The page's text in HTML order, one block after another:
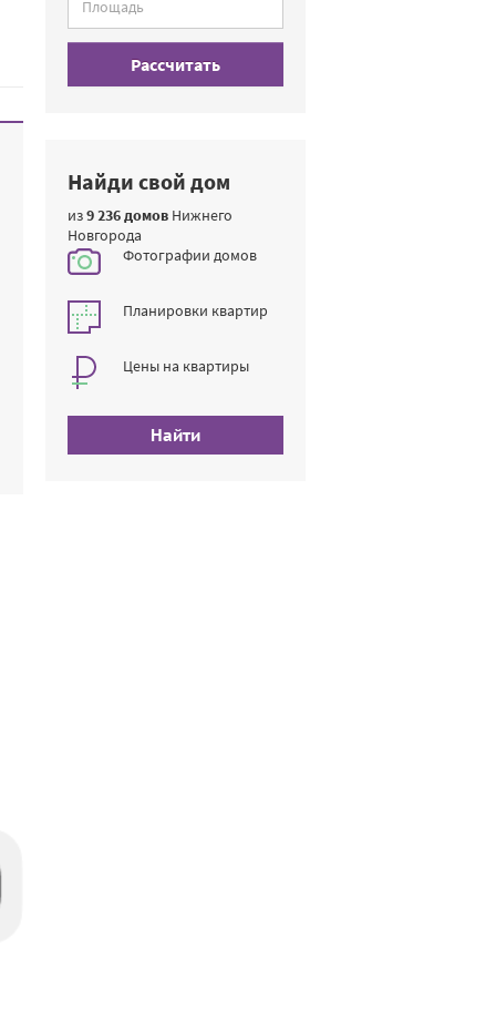
Рассчитать
Найди свой дом
из9 236 домов Нижнего
Новгорода
Фотографии домов
Планировки квартир
Цены на квартиры
Найти